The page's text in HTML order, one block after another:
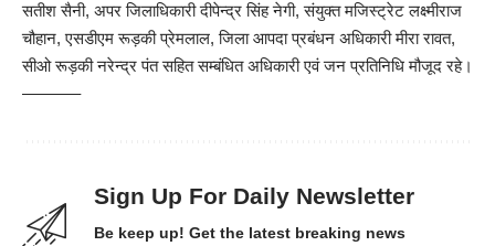
सतीश सैनी, अपर जिलाधिकारी दीपेन्द्र सिंह नेगी, संयुक्त मजिस्ट्रेट लक्ष्मीराज
चौहान, एसडीएम रूड़की प्रेमलाल, जिला आपदा प्रबंधन अधिकारी मीरा रावत,
सीओ रूड़की नरेन्द्र पंत सहित सम्बंधित अधिकारी एवं जन प्रतिनिधि मौजूद रहे।
———–
Sign Up For Daily Newsletter
Be keep up! Get the latest breaking news